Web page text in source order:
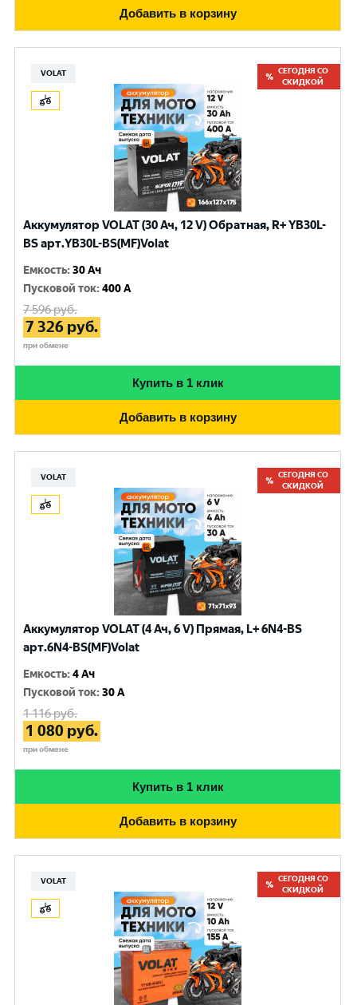
Добавить в корзину
VOLAT
СЕГОДНЯ СО
СКИДКОЙ
Аккумулятор VOLAT (30 Ач, 12 V) Обратная, R+ YB30L-
BS арт.YB30L-BS(MF)Volat
Емкость:30 Ач
Пусковой ток:400 A
7 596руб.
7 326 руб.
при обмене
Купить в 1 клик
Добавить в корзину
VOLAT
СЕГОДНЯ СО
СКИДКОЙ
Аккумулятор VOLAT (4 Ач, 6 V) Прямая, L+ 6N4-BS
арт.6N4-BS(MF)Volat
Емкость:4 Ач
Пусковой ток:30 A
1 116руб.
1 080 руб.
при обмене
Купить в 1 клик
Добавить в корзину
VOLAT
СЕГОДНЯ СО
СКИДКОЙ